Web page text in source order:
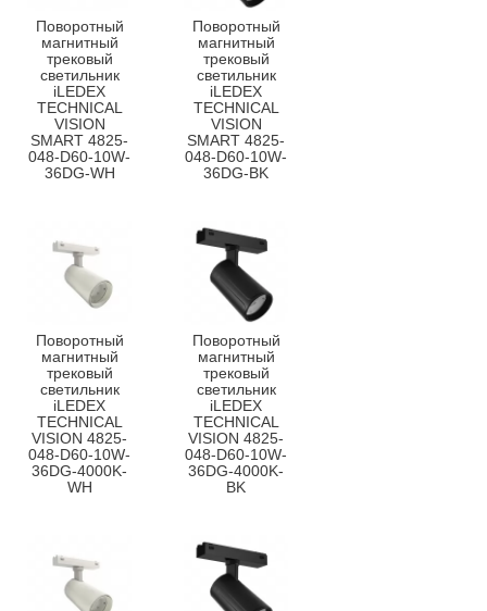
Поворотный
магнитный
трековый
светильник
iLEDEX
TECHNICAL
VISION
SMART 4825-
048-D60-10W-
36DG-WH
Поворотный
магнитный
трековый
светильник
iLEDEX
TECHNICAL
VISION
SMART 4825-
048-D60-10W-
36DG-BK
Поворотный
магнитный
трековый
светильник
iLEDEX
TECHNICAL
VISION 4825-
048-D60-10W-
36DG-4000K-
WH
Поворотный
магнитный
трековый
светильник
iLEDEX
TECHNICAL
VISION 4825-
048-D60-10W-
36DG-4000K-
BK